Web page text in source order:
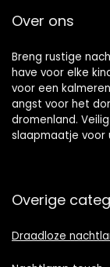
Over ons
Breng rustige
have voor elke
voor een
angst voor het
dromenland.
slaapmaatje voor
Overige
Draadloze